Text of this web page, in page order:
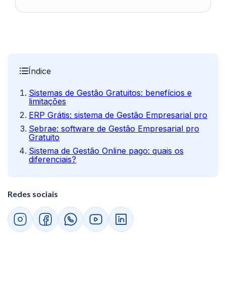
Índice
Sistemas de Gestão Gratuitos: benefícios e
limitações
ERP Grátis: sistema de Gestão Empresarial pro
Sebrae: software de Gestão Empresarial pro
Gratuito
Sistema de Gestão Online pago: quais os
diferenciais?
Redes sociais